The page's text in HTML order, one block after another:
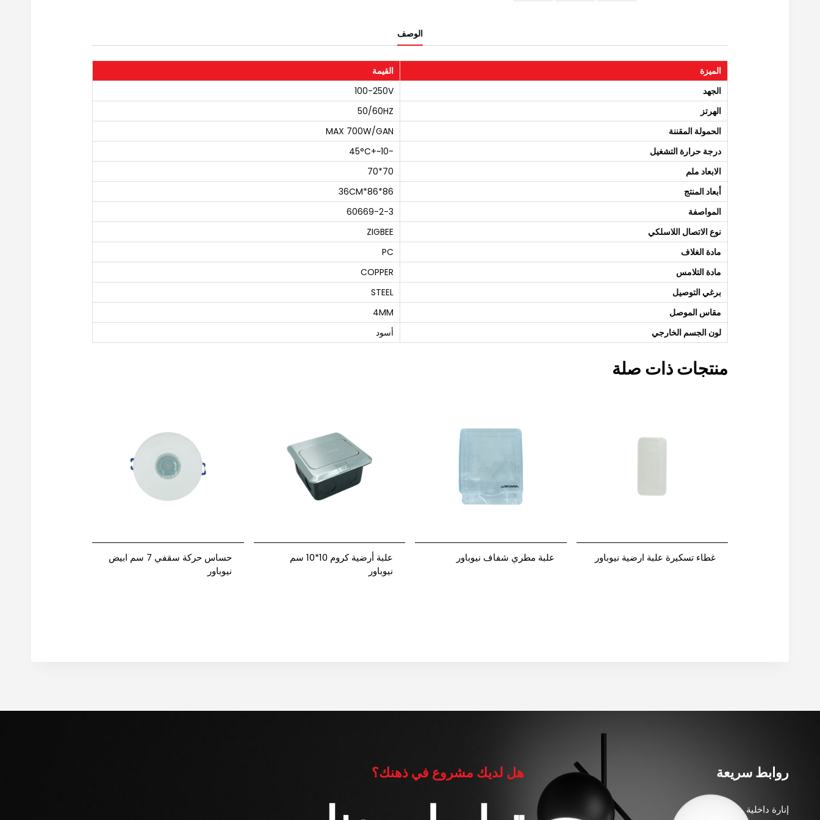
الوصف
الميزة
القيمة
الجهد
100-250V
الهرتز
50/60HZ
الحمولة المقننة
MAX 700W/GAN
درجة حرارة التشغيل
-10~+45°C
الابعاد ملم
70*70
أبعاد المنتج
86*86*36CM
المواصفة
60669-2-3
نوع الاتصال اللاسلكي
ZIGBEE
مادة الغلاف
PC
مادة التلامس
COPPER
برغي التوصيل
STEEL
مقاس الموصل
4MM
لون الجسم الخارجي
أسود
منتجات ذات صلة
غطاء تسكيرة علبة ارضية نيوباور علبة مطري شفاف نيوباور
علبة أرضية كروم 10*10 سم
نيوباور
حساس حركة سقفي 7 سم ابيض
نيوباور
روابط سريعة
إنارة داخلية
هل لديك مشروع في ذهنك؟